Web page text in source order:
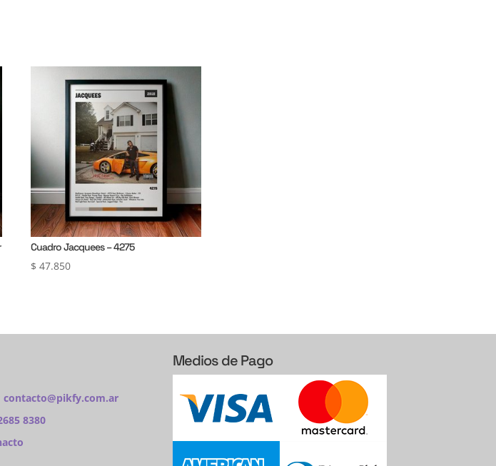
Cuadro Jacquees – 4275
$ 47.850
contacto@pikfy.com.ar
8380
Medios de Pago